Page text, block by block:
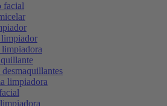
facial
desmaquillantes
limpiadora